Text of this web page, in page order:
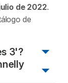
de 2022.
de
3'?
principal de